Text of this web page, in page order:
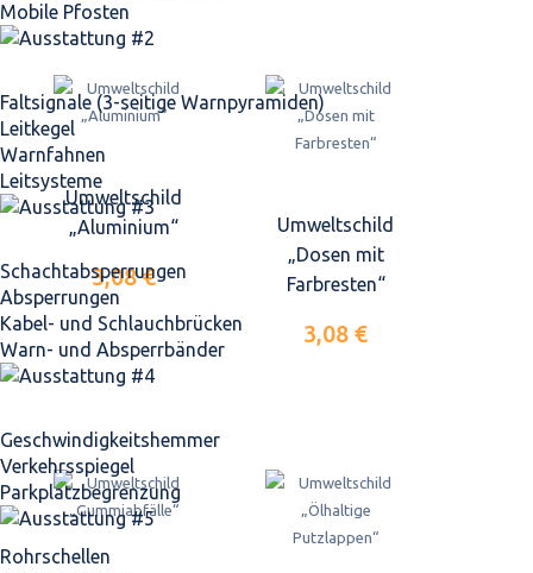
Mobile Pfosten
Faltsignale (3-seitige Warnpyramiden)
Leitkegel
Warnfahnen
Leitsysteme
Schacht­absperrungen
Absperrungen
Kabel- und Schlauchbrücken
Warn- und Absperrbänder
Geschwindigkeits­hemmer
Verkehrsspiegel
Parkplatz­begrenzung
Rohrschellen
Umweltschild
„Aluminium“
3,08 €
Umweltschild
„Dosen mit
Farbresten“
3,08 €